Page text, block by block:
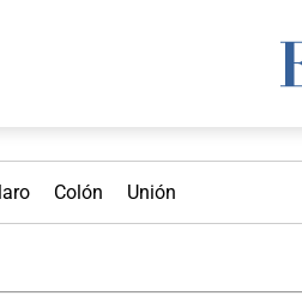
Colón Unión